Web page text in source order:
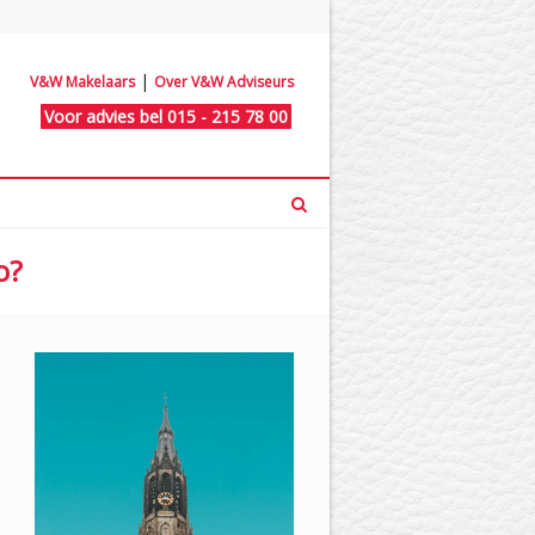
V&W Makelaars| Over V&W Adviseurs
Voor advies bel 015 - 215 78 00